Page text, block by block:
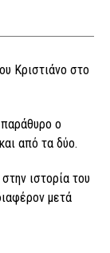
Κριστιάνο στο
ο
από τα δύο.
ιστορία του
μετά